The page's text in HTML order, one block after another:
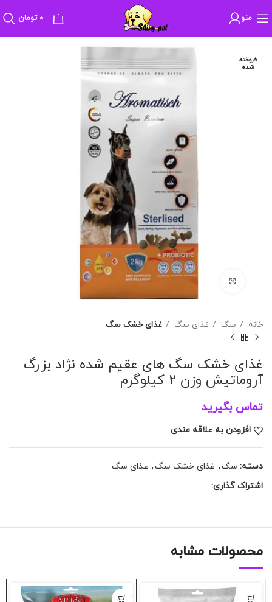
منو 0 ۰ تومان
فروخته
شده
برای بزرگنمایی کلیک کنید
خانه سگ غذای سگ غذای خشک سگ
غذای خشک سگ های عقیم شده نژاد بزرگ
آروماتیش وزن 2 کیلوگرم
تماس بگیرید
افزودن به علاقه مندی
دسته: سگ, غذای خشک سگ, غذای سگ
اشتراک گذاری:
محصولات مشابه